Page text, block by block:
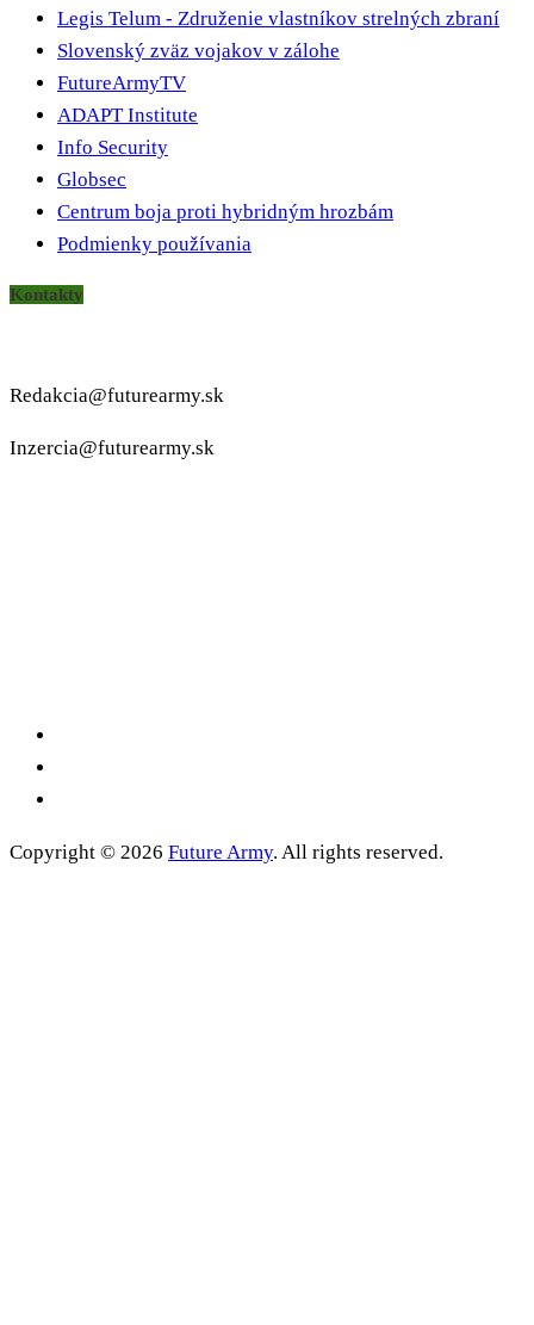
Legis Telum - Združenie vlastníkov strelných zbraní
Slovenský zväz vojakov v zálohe
FutureArmyTV
ADAPT Institute
Info Security
Globsec
Centrum boja proti hybridným hrozbám
Podmienky používania
Kontakty
Redakcia@futurearmy.sk
Inzercia@futurearmy.sk
Copyright © 2026 Future Army. All rights reserved.